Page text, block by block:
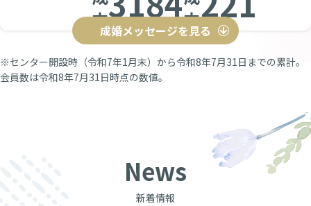
立組
立組
成婚メッセージを見る
※センター開設時（令和7年1月末）から令和8年7月31日までの累計。
会員数は令和8年7月31日時点の数値。
News
新着情報